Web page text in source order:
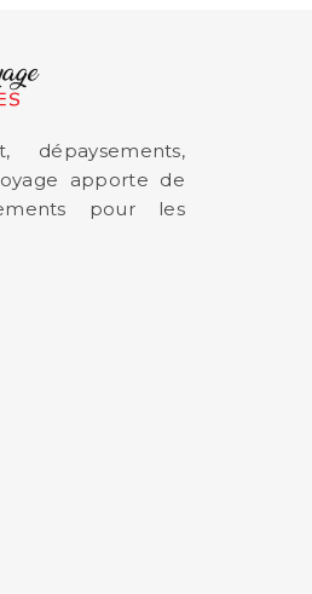
dépaysements,
apporte de
pour les